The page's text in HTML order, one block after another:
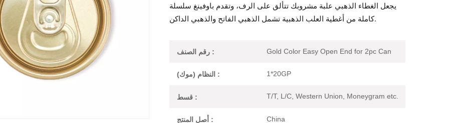
يجعل الغطاء الذهبي علبة مشروبك تتألق على الرف، وتقدم باوفينغ سلسلة
كاملة من أغطية العلب الذهبية تشمل الذهبي الفاتح والذهبي الداكن.
رقم الصنف : Gold Color Easy Open End for 2pc Can
النظام (موك) : 1*20GP
قسط : T/T, L/C, Western Union, Moneygram etc.
أصل المنتج : China